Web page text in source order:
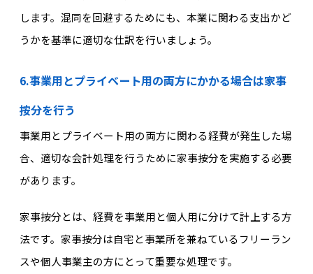
します。混同を回避するためにも、本業に関わる支出かど
うかを基準に適切な仕訳を行いましょう。
6.事業用とプライベート用の両方にかかる場合は家事
按分を行う
事業用とプライベート用の両方に関わる経費が発生した場
合、適切な会計処理を行うために家事按分を実施する必要
があります。
家事按分とは、経費を事業用と個人用に分けて計上する方
法です。家事按分は自宅と事業所を兼ねているフリーラン
スや個人事業主の方にとって重要な処理です。